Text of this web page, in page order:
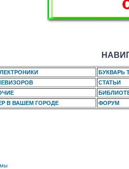
БУКВАРЬ
СТАТЬИ
В ВАШЕМ ГОРОДЕ
ФОРУМ